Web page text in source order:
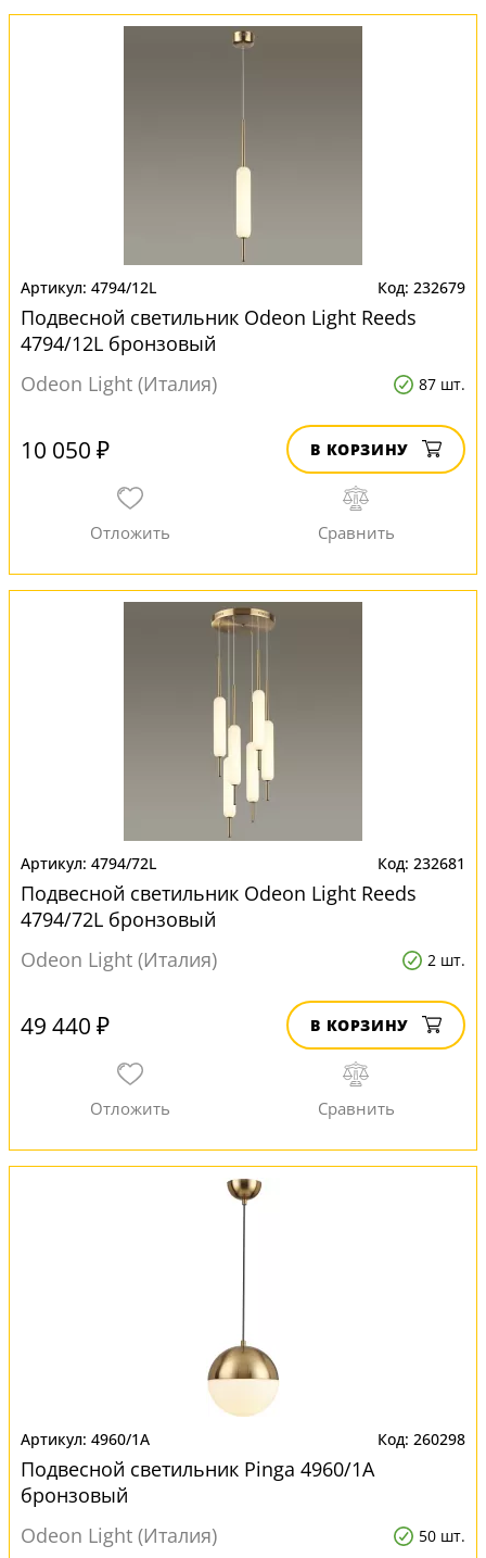
4794/12L 232679
Подвесной светильник Odeon Light Reeds
4794/12L бронзовый
Odeon Light (Италия)
87 шт.
10 050 ₽ В КОРЗИНУ
4794/72L 232681
Подвесной светильник Odeon Light Reeds
4794/72L бронзовый
Odeon Light (Италия)
2 шт.
49 440 ₽ В КОРЗИНУ
4960/1A 260298
Подвесной светильник Pinga 4960/1A
бронзовый
Odeon Light (Италия)
50 шт.